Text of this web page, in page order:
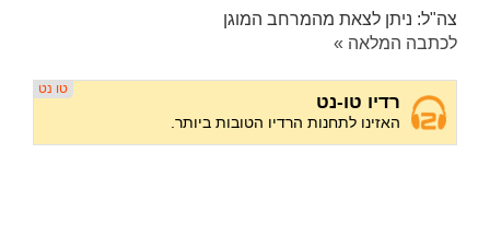
צה"ל: ניתן לצאת מהמרחב המוגן
לכתבה המלאה »